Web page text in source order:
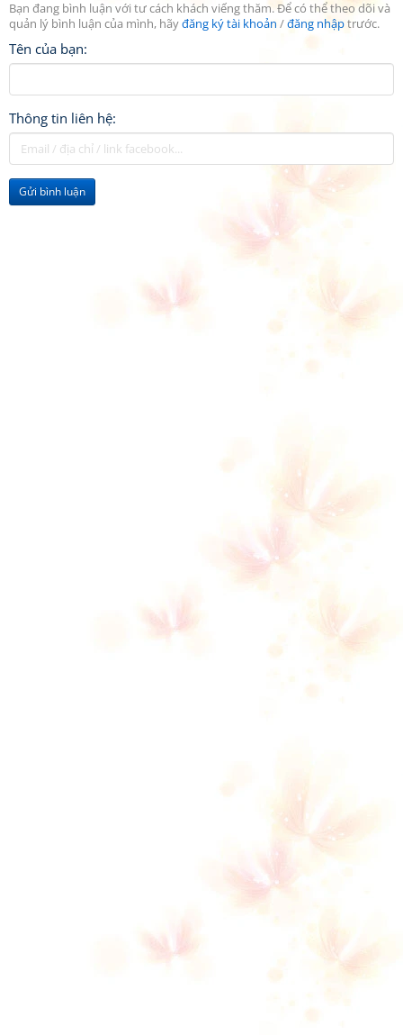
Bạn đang bình luận với tư cách khách viếng thăm. Để có thể theo dõi và
quản lý bình luận của mình, hãyđăng ký tài khoản /đăng nhậptrước.
Tên của bạn:
Thông tin liên hệ:
Gửi bình luận